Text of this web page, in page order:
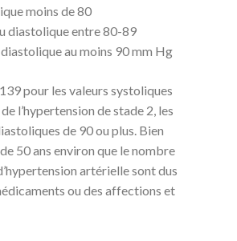
moins de 80
diastolique entre 80-89
au moins 90 mm Hg
pour les valeurs systoliques
l’hypertension de stade 2, les
de 90 ou plus. Bien
50 ans environ que le nombre
artérielle sont dus
ou des affections et